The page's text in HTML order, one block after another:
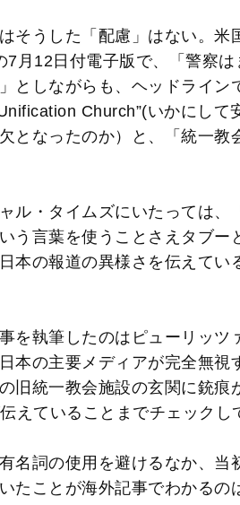
そうした「配慮」はない。米
月12日付電子版で、「警察は
としながらも、ヘッドライン
Church”(いかにして
となったのか）と、「統一教
ル・タイムズにいたっては、
う言葉を使うことさえタブー
本の報道の異様さを伝えてい
を執筆したのはピューリッツ
本の主要メディアが完全無視
旧統一教会施設の玄関に銃痕
えていることまでチェックし
名詞の使用を避けるなか、当
たことが海外記事でわかるの